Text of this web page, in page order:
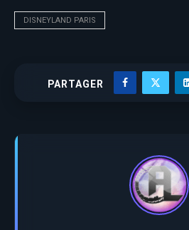
DISNEYLAND PARIS
PARTAGER